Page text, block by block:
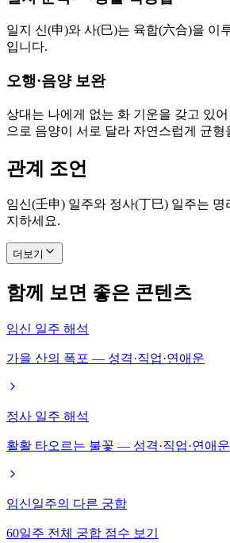
일지 신(申)와 사(巳)는 육합(六合)을 이
입니다.
오행·음양 보완
상대는 나에게 없는 화 기운을 갖고 있
으로 음양이 서로 달라 자연스럽게 균형
관계 조언
임신(壬申) 일주와 정사(丁巳) 일주는
지하세요.
더보기
함께 보면 좋은 콘텐츠
임신 일주 해석
가을 산의 폭포 — 성격·직업·연애운
정사 일주 해석
활활 타오르는 불꽃 — 성격·직업·연애운
임신일주의 다른 궁합
60일주 전체 궁합 점수 보기